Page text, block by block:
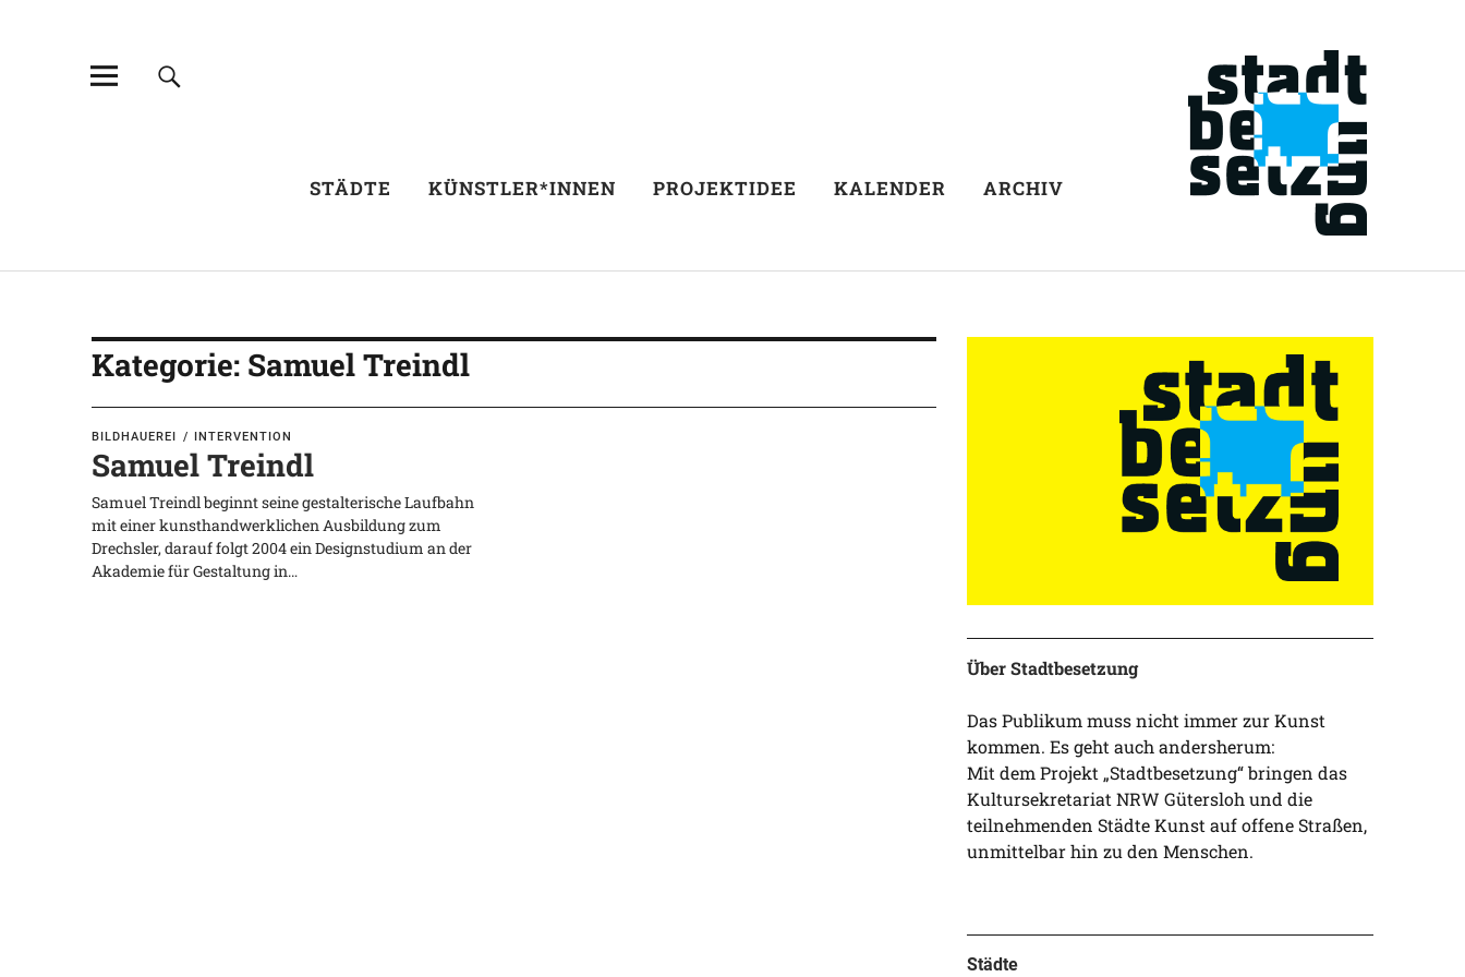
STÄDTE KÜNSTLER*INNEN PROJEKTIDEE KALENDER ARCHIV
Kategorie: Samuel Treindl
BILDHAUEREI INTERVENTION
Samuel Treindl
Samuel Treindl beginnt seine gestalterische Laufbahn
mit einer kunsthandwerklichen Ausbildung zum
Drechsler, darauf folgt 2004 ein Designstudium an der
Akademie für Gestaltung in…
Über Stadtbesetzung
Das Publikum muss nicht immer zur Kunst
kommen. Es geht auch andersherum:
Mit dem Projekt „Stadtbesetzung“ bringen das
Kultursekretariat NRW Gütersloh und die
teilnehmenden Städte Kunst auf offene Straßen,
unmittelbar hin zu den Menschen.
Städte